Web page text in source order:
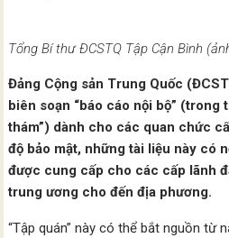
Tổng Bí thư ĐCSTQ Tập Cận Bình
Đảng Cộng sản Trung Quốc
biên soạn “báo cáo nội bộ” (trong
thám”) dành cho các quan chức
độ bảo mật, những tài liệu này có
được cung cấp cho các cấp lãnh
trung ương cho đến địa phương.
“Tập quán” này có thể bắt nguồn từ